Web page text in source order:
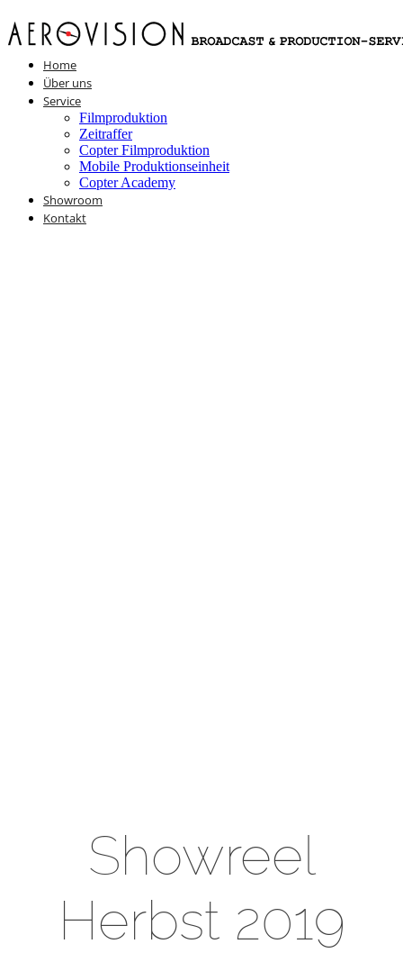
Home
Über uns
Service
Filmproduktion
Zeitraffer
Copter Filmproduktion
Mobile Produktionseinheit
Copter Academy
Showroom
Kontakt
Showreel
Herbst 2019